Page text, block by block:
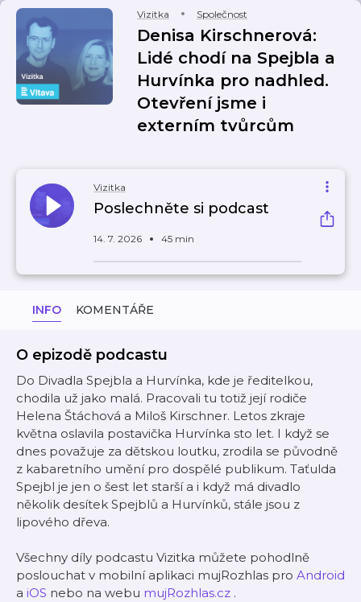
Vizitka Společnost
Denisa Kirschnerová:
Lidé chodí na Spejbla a
Hurvínka pro nadhled.
Otevření jsme i
externím tvůrcům
Vizitka
Poslechněte si podcast
14. 7. 2026 45 min
INFO KOMENTÁŘE
O epizodě podcastu
Do Divadla Spejbla a Hurvínka, kde je ředitelkou,
chodila už jako malá. Pracovali tu totiž její rodiče
Helena Štáchová a Miloš Kirschner. Letos zkraje
května oslavila postavička Hurvínka sto let. I když se
dnes považuje za dětskou loutku, zrodila se původně
z kabaretního umění pro dospělé publikum. Taťulda
Spejbl je jen o šest let starší a i když má divadlo
několik desítek Spejblů a Hurvínků, stále jsou z
lipového dřeva.
Všechny díly podcastu Vizitka můžete pohodlně
poslouchat v mobilní aplikaci mujRozhlas pro Android
a iOS nebo na webu mujRozhlas.cz .